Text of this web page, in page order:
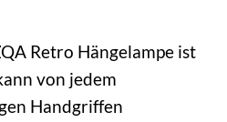
Retro Hängelampe ist
von jedem
Handgriffen